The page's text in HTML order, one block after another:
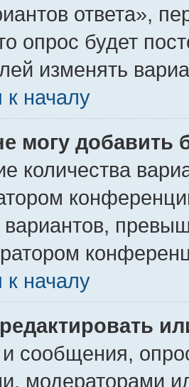
ответа»,
опрос будет
изменять
к началу
могу добавить
количества
вариантов,
к началу
сообщения,
модераторами